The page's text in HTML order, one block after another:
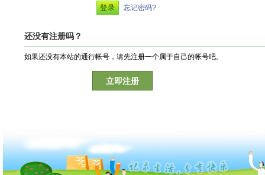
忘记密码?
还没有注册吗？
如果还没有本站的通行帐号，请先注册一个属于自己的帐号吧。
立即注册